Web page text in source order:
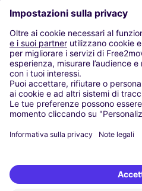
LE NOSTRE CITTÀ
Paris
Madrid
Washington DC
Milano
Roma
Torino
Vienna
Berlino
Düsseldorf